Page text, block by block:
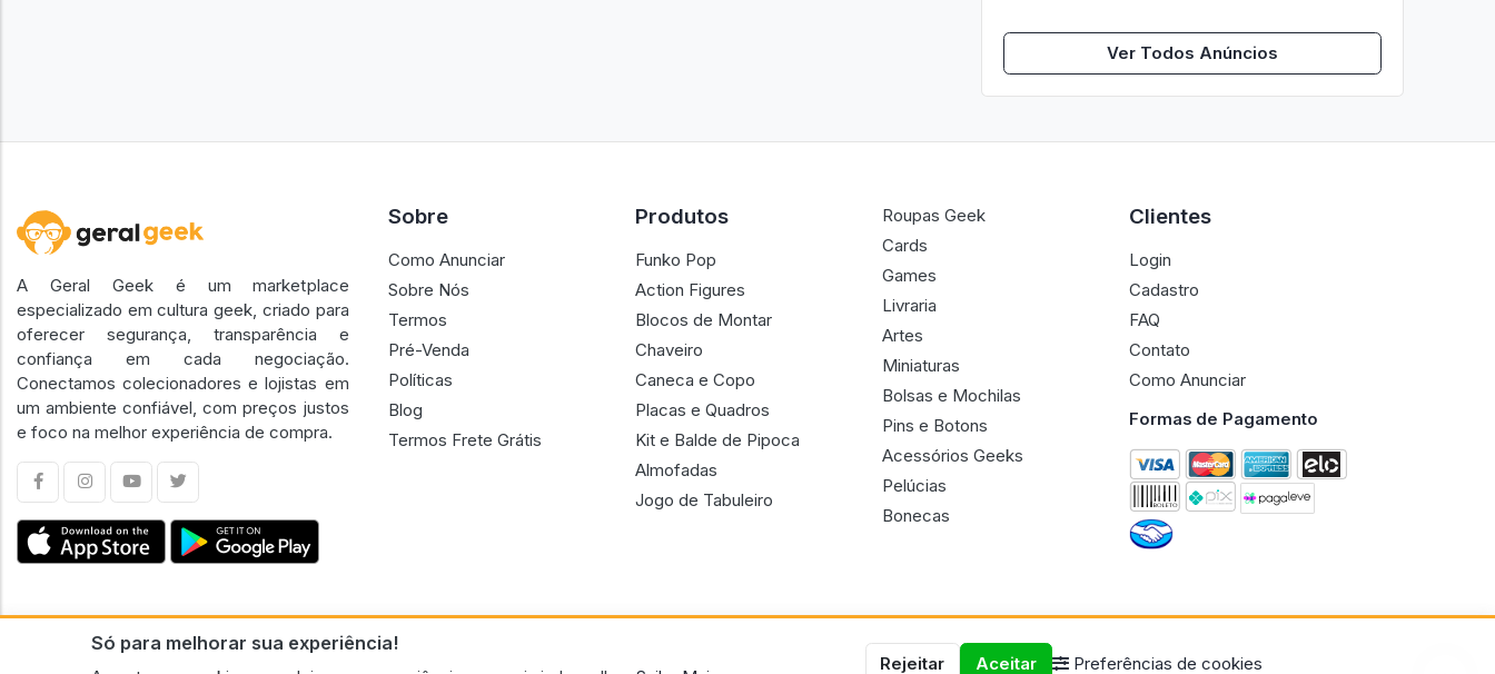
Ver Todos Anúncios
Só para melhorar sua experiência!
Rejeitar Aceitar Preferências de cookies
A Geral Geek é um marketplace
especializado em cultura geek, criado para
oferecer segurança, transparência e
confiança em cada negociação.
Conectamos colecionadores e lojistas em
um ambiente confiável, com preços justos
e foco na melhor experiência de compra.
Sobre
Como Anunciar
Sobre Nós
Termos
Pré-Venda
Políticas
Blog
Termos Frete Grátis
Produtos
Funko Pop
Action Figures
Blocos de Montar
Chaveiro
Caneca e Copo
Placas e Quadros
Kit e Balde de Pipoca
Almofadas
Jogo de Tabuleiro
Roupas Geek
Cards
Games
Livraria
Artes
Miniaturas
Bolsas e Mochilas
Pins e Botons
Acessórios Geeks
Pelúcias
Bonecas
Clientes
Login
Cadastro
FAQ
Contato
Como Anunciar
Formas de Pagamento
CNPJ n.º 30.220.458/0001-17 - GERAL GEEK PORTAL ELETRONICO LTDA.